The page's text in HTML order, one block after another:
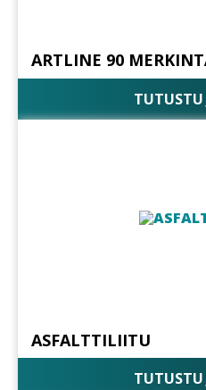
ARTLINE 90
ASFALTTILIITU